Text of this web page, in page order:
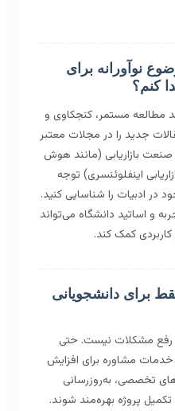
برای
مستمر، کنجکاوی و
را در مجلات معتبر
بازاریابی (مانند هوش
اینفلوئنسری) توجه
را شناسایی کنید.
دانشگاه می‌تواند
کمک کند.
برای دانشجویانی
مشکلات نیست. حتی
مشاوره برای افزایش
به‌روزرسانی
بهره‌مند شوند.